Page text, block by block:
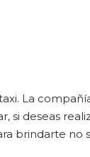
La
si deseas
brindarte no